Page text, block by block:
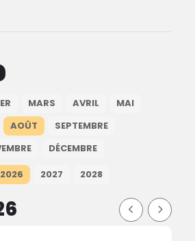
MARS AVRIL
MAI
AOÛT
SEPTEMBRE
DÉCEMBRE
2026 2027 2028